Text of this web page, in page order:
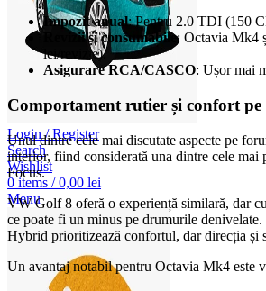
Login / Register
Search
Wishlist
0items / 0,00 lei
Menu
Impozit anual: Pentru 2.0 TDI (150
Revizii și consumabile: Octavia Mk4
lei/revizie).
Asigurare RCA/CASCO: Ușor mai
Comportament rutier și confort
Unul dintre cele mai discutate aspecte pe
interior, fiind considerată una dintre cele
Focus.
VW Golf 8 oferă o experiență similară, dar
ce poate fi un minus pe drumurile
Hybrid prioritizează confortul, dar direcția și
Un avantaj notabil pentru Octavia Mk4 este